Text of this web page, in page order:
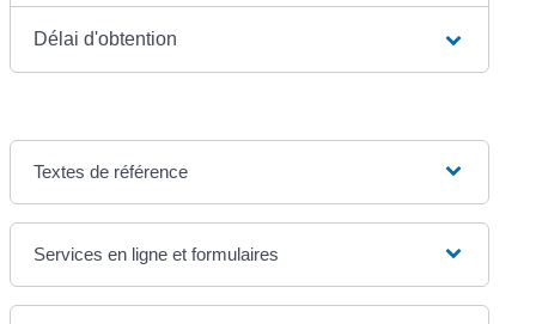
Délai d'obtention
Textes de référence
Services en ligne et formulaires